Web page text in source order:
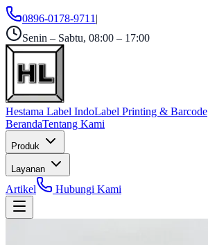
0896-0178-9711 |
Senin – Sabtu, 08:00 – 17:00
Hestama Label IndoLabel Printing & Barcode
BerandaTentang Kami
Produk
Layanan
Artikel Hubungi Kami